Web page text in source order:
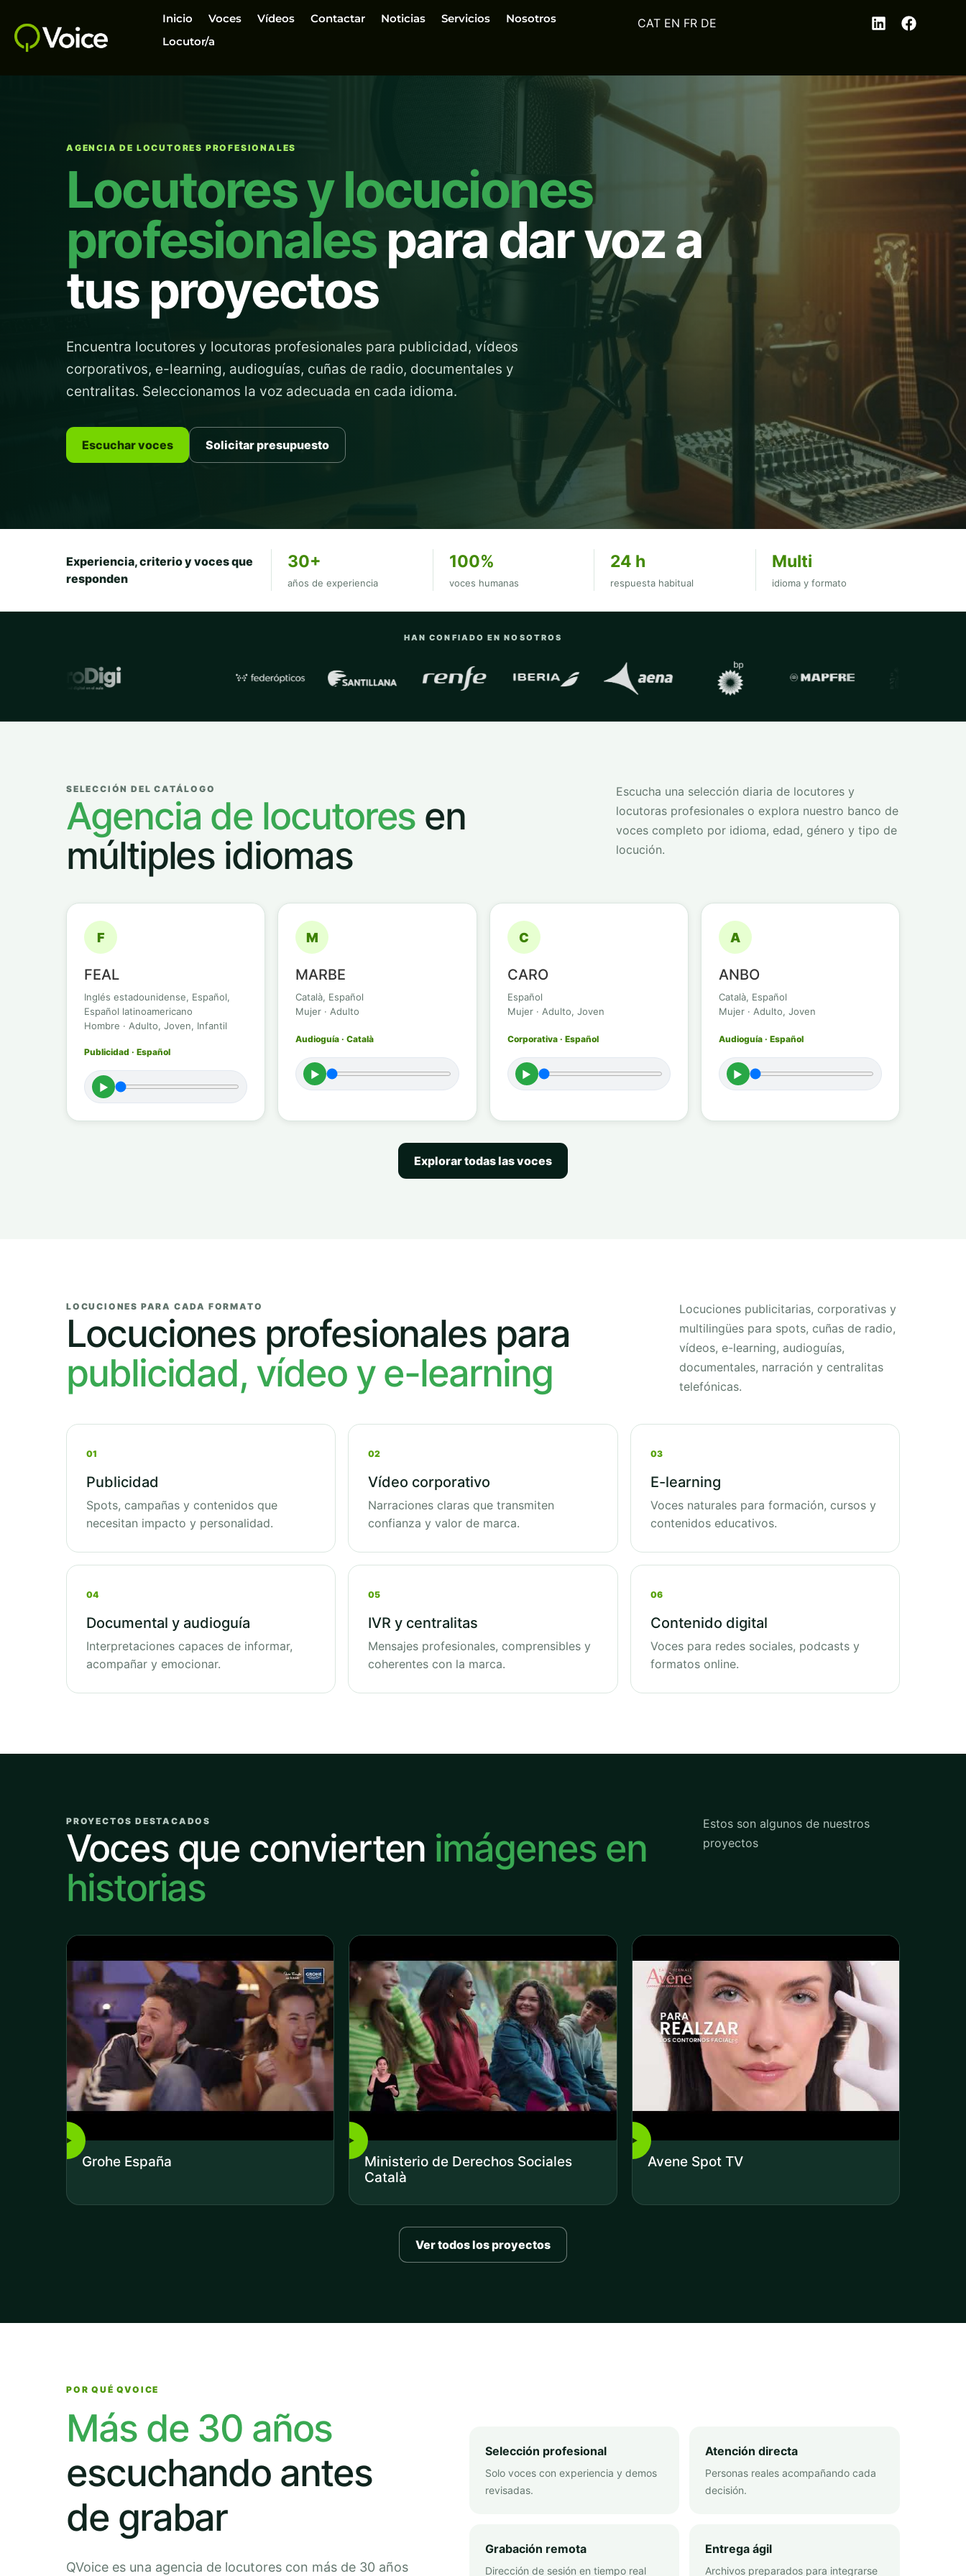
Inicio Voces Vídeos Contactar Noticias Servicios
Nosotros
Locutor/a
EN FR DE
AGENCIA DE LOCUTORES PROFESIONALES
Locutores y locuciones
profesionalespara dar voz a
tus proyectos
Encuentra locutores y locutoras profesionales para publicidad, vídeos
corporativos, e-learning, audioguías, cuñas de radio, documentales y
centralitas. Seleccionamos la voz adecuada en cada idioma.
Escuchar voces Solicitar presupuesto
Experiencia, criterio y voces que
responden
30+
años de experiencia
100%
voces humanas
24 h
respuesta habitual
Multi
idioma y formato
HAN CONFIADO EN NOSOTROS
Empresas y organizaciones con las que trabajaQVoice
SELECCIÓN DEL CATÁLOGO
Agencia de locutores en
múltiples idiomas
Escucha una selección diaria de locutores y
locutoras profesionales o explora nuestro banco de
voces completo por idioma, edad, género y tipo de
locución.
F
FEAL
Inglés estadounidense, Español,
Español latinoamericano
Hombre · Adulto, Joven, Infantil
Publicidad · Español
►
M
MARBE
Català, Español
Mujer · Adulto
Audioguía · Català
►
C
CARO
Español
Mujer · Adulto, Joven
Corporativa · Español
►
A
ANBO
Català, Español
Mujer · Adulto, Joven
Audioguía · Español
►
Explorar todas las voces
LOCUCIONES PARA CADA FORMATO
Locuciones profesionales para
publicidad, vídeo y e-learning
Locuciones publicitarias, corporativas y
multilingües para spots, cuñas de radio,
vídeos, e-learning, audioguías,
documentales, narración y centralitas
telefónicas.
01
Publicidad
Spots, campañas y contenidos que
necesitan impacto y personalidad.
02
Vídeo corporativo
Narraciones claras que transmiten
confianza y valor de marca.
03
E-learning
Voces naturales para formación, cursos y
contenidos educativos.
04
Documental y audioguía
Interpretaciones capaces de informar,
acompañar y emocionar.
05
IVR y centralitas
Mensajes profesionales, comprensibles y
coherentes con la marca.
06
Contenido digital
Voces para redes sociales, podcasts y
formatos online.
PROYECTOS DESTACADOS
Voces que convierten imágenes en
historias
Estos son algunos de nuestros
proyectos
▶
Grohe España
▶
Ministerio de Derechos Sociales
Català
▶
Avene Spot TV
Ver todos los proyectos
POR QUÉ QVOICE
Más de 30 años
escuchando antes
de grabar
QVoice es una agencia de locutores con más de 30 años
Selección profesional
Solo voces con experiencia y demos
revisadas.
Atención directa
Personas reales acompañando cada
decisión.
Grabación remota
Dirección de sesión en tiempo real
Entrega ágil
Archivos preparados para integrarse